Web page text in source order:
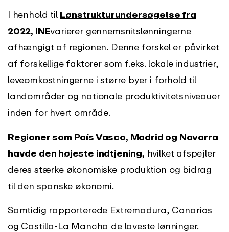
I henhold til Lønstrukturundersøgelse fra
2022, INEvarierer gennemsnitslønningerne
afhængigt af regionen. Denne forskel er påvirket
af forskellige faktorer som f.eks. lokale industrier,
leveomkostningerne i større byer i forhold til
landområder og nationale produktivitetsniveauer
inden for hvert område.
Regioner som País Vasco, Madrid og Navarra
havde den højeste indtjening, hvilket afspejler
deres stærke økonomiske produktion og bidrag
til den spanske økonomi.
Samtidig rapporterede Extremadura, Canarias
og Castilla-La Mancha de laveste lønninger.